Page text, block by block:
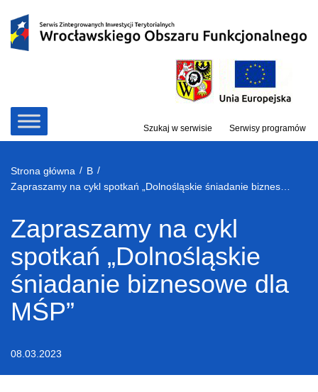
treści
Szukaj w serwisie Serwisy programów
Strona główna / B /
Zapraszamy na cykl
spotkań „Dolnośląskie
śniadanie biznesowe dla
MŚP”
08.03.2023